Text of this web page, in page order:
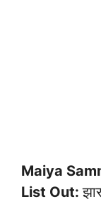
Maiya
List Out: